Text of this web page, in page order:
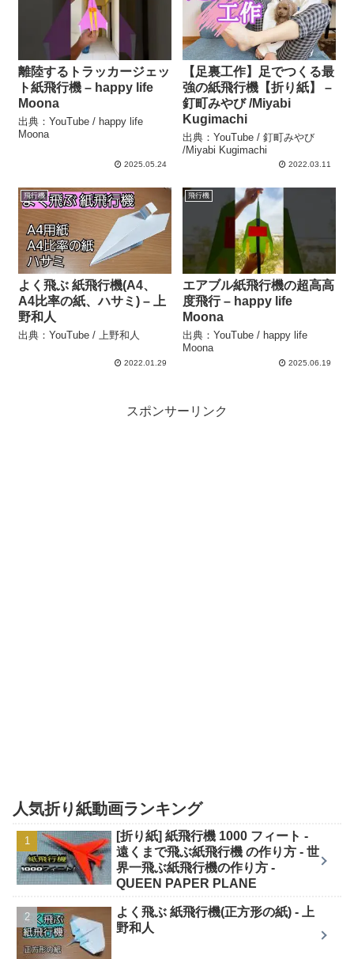
離陸するトラッカージェッ
ト紙飛行機 – happy life
Moona
出典：YouTube / happy life
Moona
2025.05.24
【足裏工作】足でつくる最
強の紙飛行機【折り紙】 –
釘町みやび /Miyabi
Kugimachi
出典：YouTube / 釘町みやび
/Miyabi Kugimachi
2022.03.11
飛行機
よく飛ぶ 紙飛行機(A4、
A4比率の紙、ハサミ) – 上
野和人
出典：YouTube / 上野和人
2022.01.29
飛行機
エアブル紙飛行機の超高高
度飛行 – happy life
Moona
出典：YouTube / happy life
Moona
2025.06.19
スポンサーリンク
人気折り紙動画ランキング
[折り紙] 紙飛行機 1000 フィート -
遠くまで飛ぶ紙飛行機 の作り方 - 世
界一飛ぶ紙飛行機の作り方 -
QUEEN PAPER PLANE
よく飛ぶ 紙飛行機(正方形の紙) - 上
野和人